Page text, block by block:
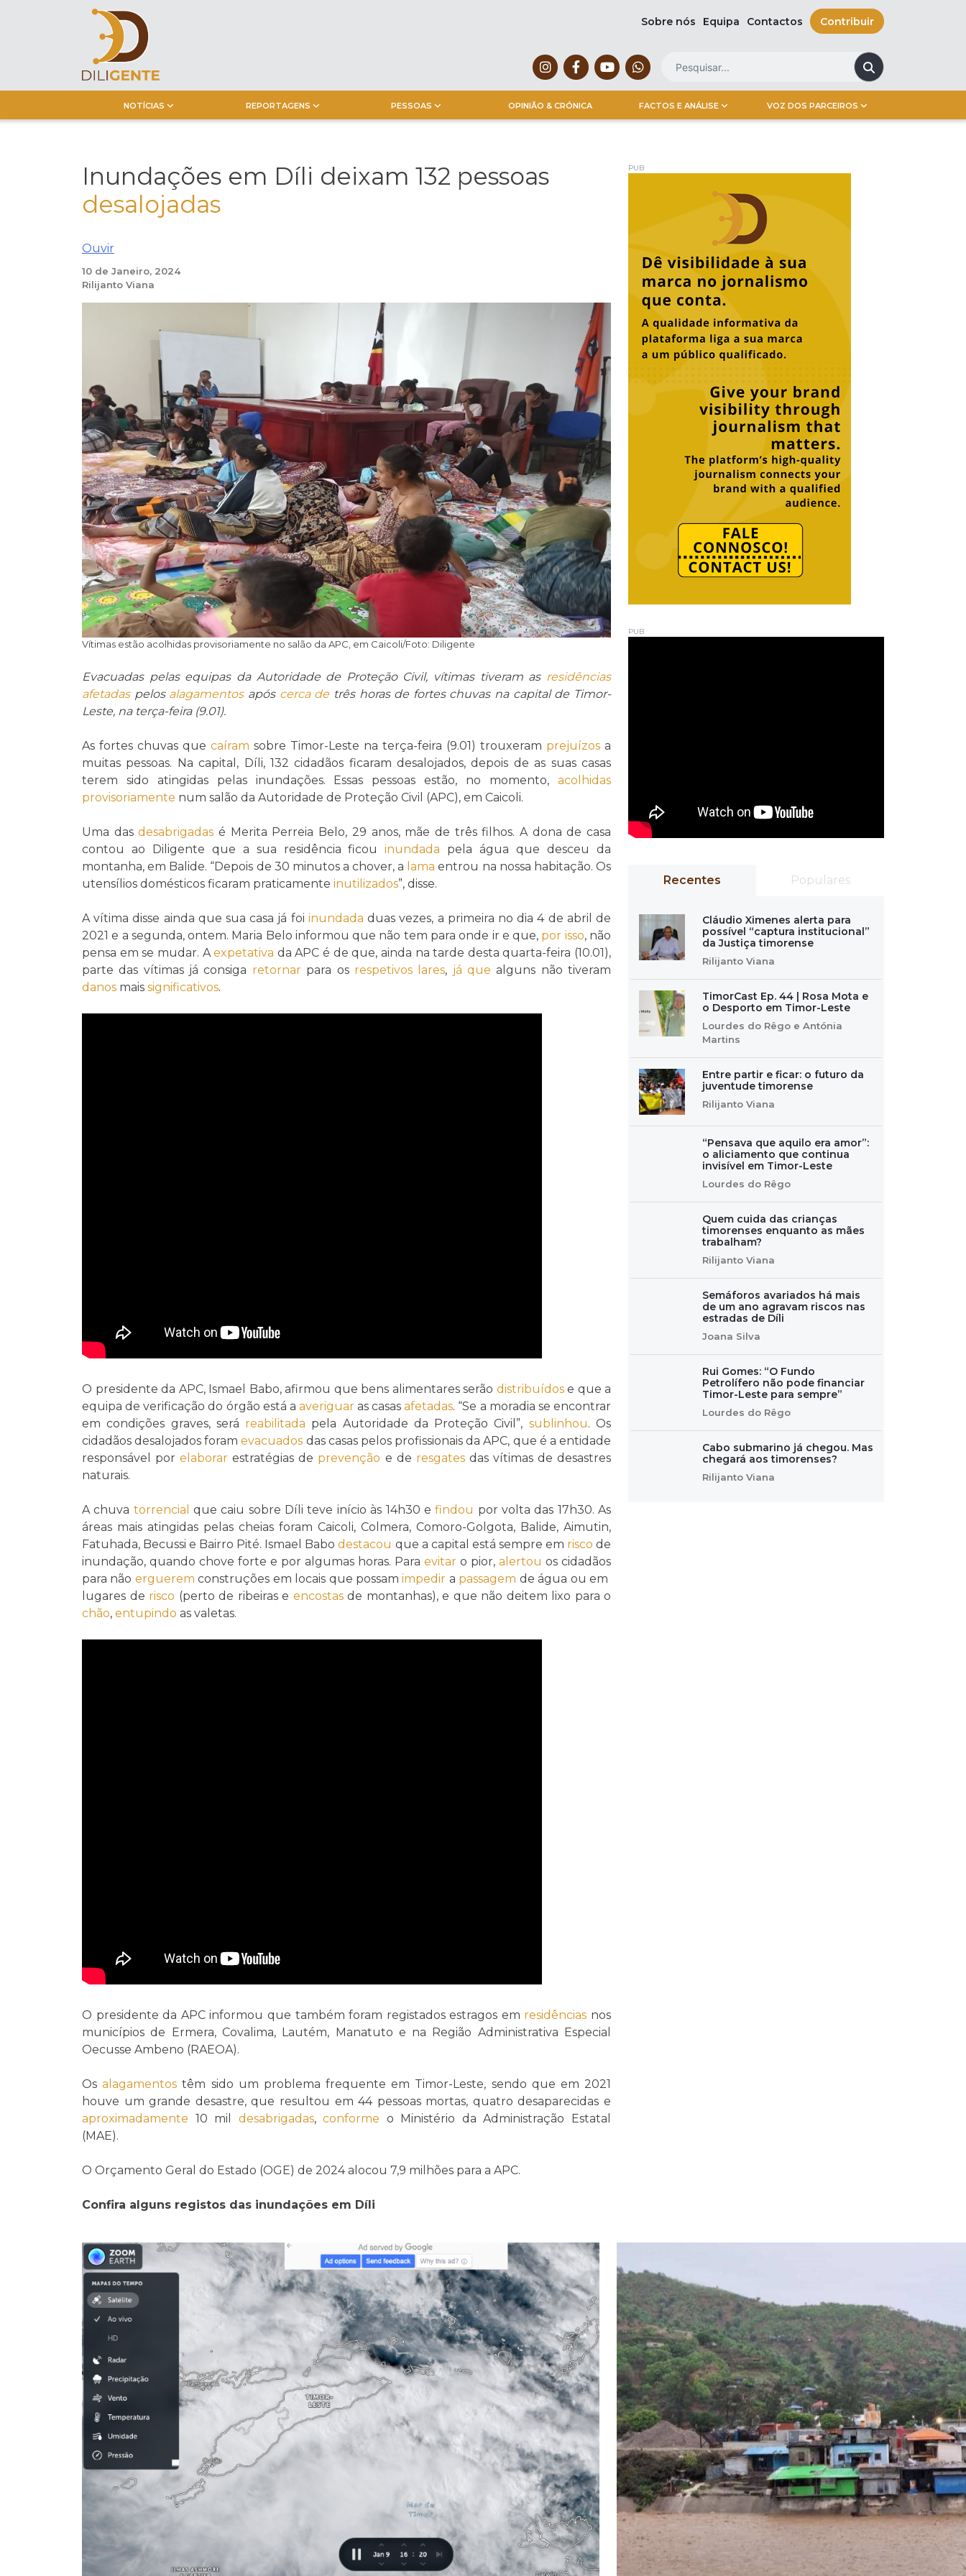
Sobre nós Equipa Contactos Contribuir
NOTÍCIAS REPORTAGENS PESSOAS OPINIÃO & CRÓNICA FACTOS E ANÁLISE VOZ DOS PARCEIROS
Inundações em Díli deixam 132 pessoas
desalojadas
Ouvir
10 de Janeiro, 2024
Rilijanto Viana
Vítimas estão acolhidas provisoriamente no salão da APC, em Caicoli/Foto: Diligente
Evacuadas pelas equipas da Autoridade de Proteção Civil, vítimas tiveram as residências
afetadaspelos alagamentos após cerca de três horas de fortes chuvas na capital de Timor-
Leste, na terça-feira (9.01).
As fortes chuvas que caíram sobre Timor-Leste na terça-feira (9.01) trouxeram prejuízos a
muitas pessoas. Na capital, Díli, 132 cidadãos ficaram desalojados, depois de as suas casas
terem sido atingidas pelas inundações. Essas pessoas estão, no momento, acolhidas
provisoriamente num salão da Autoridade de Proteção Civil (APC), em Caicoli.
Uma dasdesabrigadas é Merita Perreia Belo, 29 anos, mãe de três filhos. A dona de casa
contou ao Diligente que a sua residência ficouinundada pela água que desceu da
montanha, em Balide. “Depois de 30 minutos a chover, a lama entrou na nossa habitação. Os
utensílios domésticos ficaram praticamente inutilizados”, disse.
A vítima disse ainda que sua casa já foi inundada duas vezes, a primeira no dia 4 de abril de
2021 e a segunda, ontem. Maria Belo informou que não tem para onde ir e que, por isso, não
pensa em se mudar. Aexpetativa da APC é de que, ainda na tarde desta quarta-feira (10.01),
parte das vítimas já consiga retornarpara os respetivos lares, já que alguns não tiveram
danos mais significativos.
O presidente da APC, Ismael Babo, afirmou que bens alimentares serão distribuídose que a
equipa de verificação do órgão está a averiguaras casasafetadas. “Se a moradia se encontrar
em condições graves, será reabilitada pela Autoridade da Proteção Civil”, sublinhou. Os
cidadãos desalojados foramevacuados das casas pelos profissionais da APC, que é a entidade
responsável porelaborar estratégias de prevenção e de resgatesdas vítimas de desastres
naturais.
A chuva torrencial que caiu sobre Díli teve início às 14h30 efindou por volta das 17h30. As
áreas mais atingidas pelas cheias foram Caicoli, Colmera, Comoro-Golgota, Balide, Aimutin,
Fatuhada, Becussi e Bairro Pité. Ismael Babodestacou que a capital está sempre em risco de
inundação, quando chove forte e por algumas horas. Para evitar o pior, alertou os cidadãos
para não erguerem construções em locais que possamimpedir a passagem de água ou em
lugares de risco (perto de ribeiras e encostasde montanhas), e que não deitem lixo para o
chão, entupindo as valetas.
O presidente da APC informou que também foram registados estragos em residências nos
municípios de Ermera, Covalima, Lautém, Manatuto e na Região Administrativa Especial
Oecusse Ambeno (RAEOA).
Osalagamentos têm sido um problema frequente em Timor-Leste, sendo que em 2021
houve um grande desastre, que resultou em 44 pessoas mortas, quatro desaparecidas e
aproximadamente 10 mil desabrigadas,conforme o Ministério da Administração Estatal
(MAE).
O Orçamento Geral do Estado (OGE) de 2024 alocou 7,9 milhões para a APC.
Confira alguns registos das inundações em Díli
PUB
PUB
Recentes Populares
Cláudio Ximenes alerta para
possível “captura institucional”
da Justiça timorense
Rilijanto Viana
TimorCast Ep. 44 | Rosa Mota e
o Desporto em Timor-Leste
Lourdes do Rêgo e Antónia
Martins
Entre partir e ficar: o futuro da
juventude timorense
Rilijanto Viana
“Pensava que aquilo era amor”:
o aliciamento que continua
invisível em Timor-Leste
Lourdes do Rêgo
Quem cuida das crianças
timorenses enquanto as mães
trabalham?
Rilijanto Viana
Semáforos avariados há mais
de um ano agravam riscos nas
estradas de Díli
Joana Silva
Rui Gomes: “O Fundo
Petrolífero não pode financiar
Timor-Leste para sempre”
Lourdes do Rêgo
Cabo submarino já chegou. Mas
chegará aos timorenses?
Rilijanto Viana